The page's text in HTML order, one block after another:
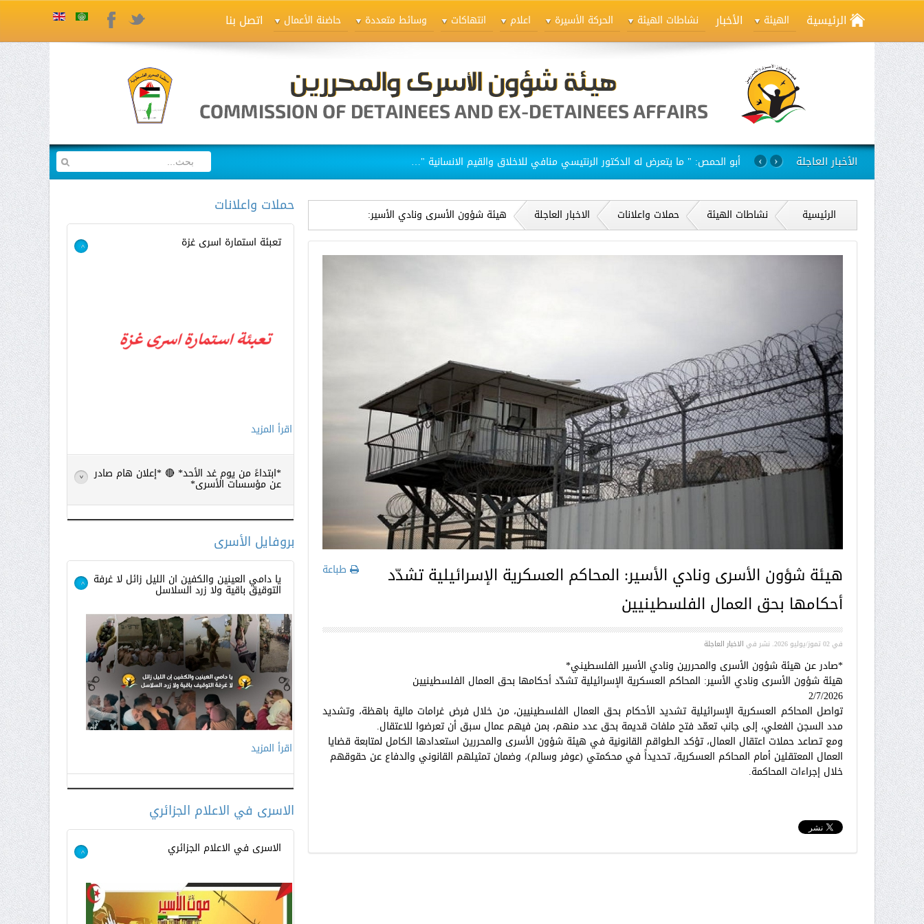
الرئيسية الهيئة الأخبار نشاطات الهيئة الحركة الأسيرة اعلام انتهاكات وسائط متعددة حاضنة الأعمال اتصل بنا FacebookTwitter
الأخبار العاجلة استمرار مسلسل الانتهاكات بحق الاسيرات في سجن "الدامون" › ‹
الرئيسية نشاطات الهيئة حملات واعلانات الاخبار العاجلة
هيئة شؤون الأسرى ونادي الأسير:
المحاكم العسكرية الإسرائيلية تشدّد
أحكامها بحق العمال الفلسطينيين
طباعة
هيئة شؤون الأسرى ونادي الأسير: المحاكم العسكرية الإسرائيلية تشدّد
أحكامها بحق العمال الفلسطينيين
في02 تموز/يوليو 2026 . نشر في الاخبار العاجلة
*صادر عن هيئة شؤون الأسرى والمحررين ونادي الأسير الفلسطيني*
هيئة شؤون الأسرى ونادي الأسير: المحاكم العسكرية الإسرائيلية تشدّد أحكامها بحق العمال الفلسطينيين
2/7/2026
تواصل المحاكم العسكرية الإسرائيلية تشديد الأحكام بحق العمال الفلسطينيين، من خلال فرض غرامات مالية باهظة، وتشديد
مدد السجن الفعلي، إلى جانب تعمّد فتح ملفات قديمة بحق عدد منهم، بمن فيهم عمال سبق أن تعرضوا للاعتقال.
ومع تصاعد حملات اعتقال العمال، تؤكد الطواقم القانونية في هيئة شؤون الأسرى والمحررين استعدادها الكامل لمتابعة قضايا
العمال المعتقلين أمام المحاكم العسكرية، تحديداً في محكمتي (عوفر وسالم)، وضمان تمثيلهم القانوني والدفاع عن حقوقهم
خلال إجراءات المحاكمة.
حملات واعلانات
تعبئة استمارة اسرى غزة >
اقرأ المزيد
*ابتداءً من يوم غد الأحد* 🔴 *إعلان هام صادر
عن مؤسسات الأسرى* >
اقرأ المزيد
بروفايل الأسرى
يا دامي العينين والكفين ان الليل زائل لا غرفة
التوقيق باقية ولا زرد السلاسل >
اقرأ المزيد
الاسرى في الاعلام الجزائري
الاسرى في الاعلام الجزائري >